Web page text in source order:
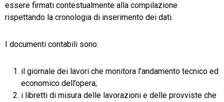
essere firmati contestualmente alla compilazione
rispettando la cronologia di inserimento dei dati.
I documenti contabili sono:
il giornale dei lavori che monitora l’andamento tecnico ed
economico dell’opera;
i libretti di misura delle lavorazioni e delle provviste che